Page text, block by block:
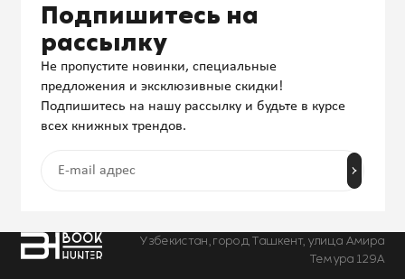
Узбекистан, город Ташкент, улица Амира
Темура 129А
Подпишитесь на
рассылку
Не пропустите новинки, специальные
предложения и эксклюзивные скидки!
Подпишитесь на нашу рассылку и будьте в курсе
всех книжных трендов.